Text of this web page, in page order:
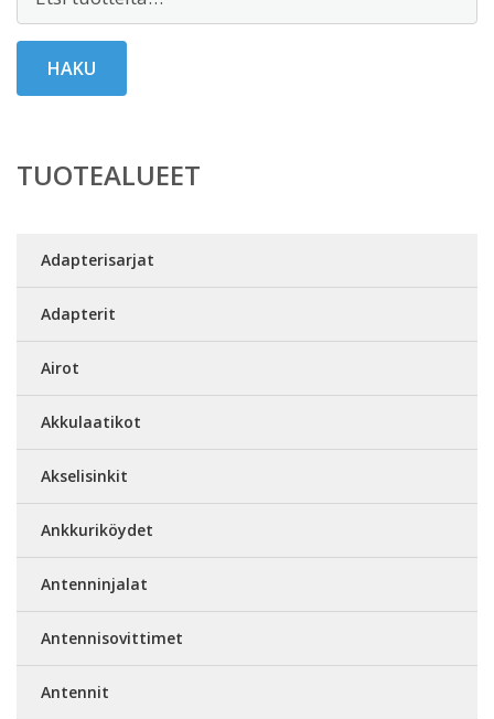
HAKU
TUOTEALUEET
Adapterisarjat
Adapterit
Airot
Akkulaatikot
Akselisinkit
Ankkuriköydet
Antenninjalat
Antennisovittimet
Antennit